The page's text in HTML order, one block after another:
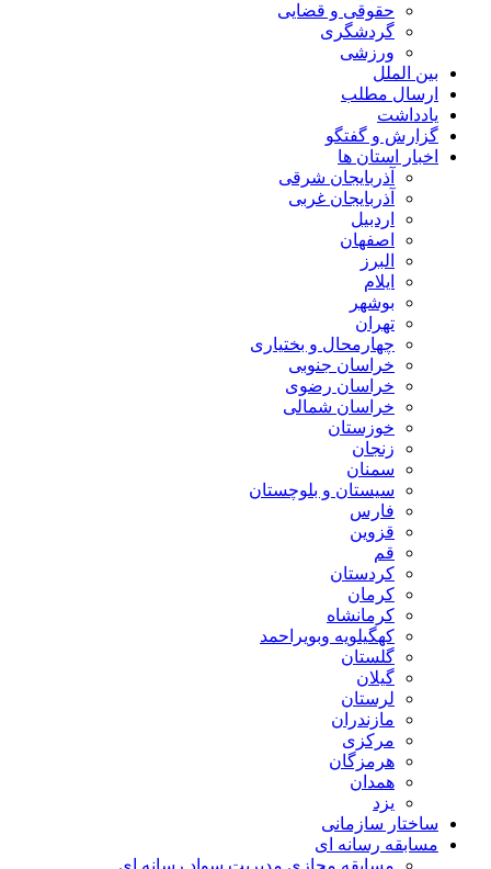
حقوقی و قضایی
گردشگری
ورزشی
بین الملل
ارسال مطلب
یادداشت
گزارش و گفتگو
اخبار استان ها
آذربایجان شرقی
آذربایجان غربی
اردبیل
اصفهان
البرز
ایلام
بوشهر
تهران
چهارمحال و بختیاری
خراسان جنوبی
خراسان رضوی
خراسان شمالی
خوزستان
زنجان
سمنان
سیستان و بلوچستان
فارس
قزوین
قم
کردستان
کرمان
کرمانشاه
کهگیلویه وبویراحمد
گلستان
گیلان
لرستان
مازندران
مرکزی
هرمزگان
همدان
یزد
ساختار سازمانی
مسابقه رسانه ای
مسابقه مجازی مدیریت سواد رسانه ای